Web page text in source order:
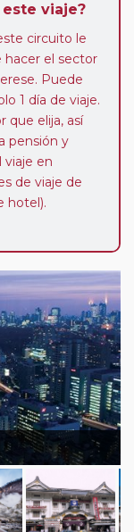
viaje?
circuito le
hacer el sector
Puede
1 día de viaje.
que elija, así
pensión y
viaje en
de viaje de
hotel).
viajado con
se realiza
en "Mi viaje")
con un